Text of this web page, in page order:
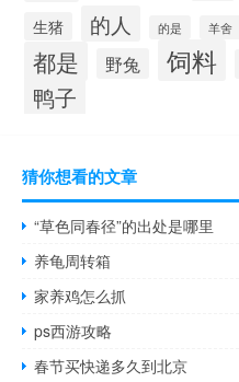
生猪 的人 的是 羊舍
都是 野兔 饲料
鸭子
猜你想看的文章
“草色同春径”的出处是哪里
养龟周转箱
家养鸡怎么抓
ps西游攻略
春节买快递多久到北京